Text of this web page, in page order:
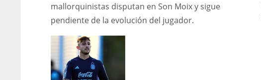
mallorquinistas disputan en Son Moix y sigue
pendiente de la evolución del jugador.